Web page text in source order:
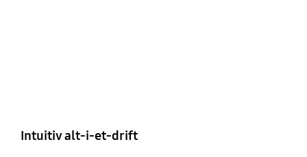
Intuitiv alt-i-et-drift